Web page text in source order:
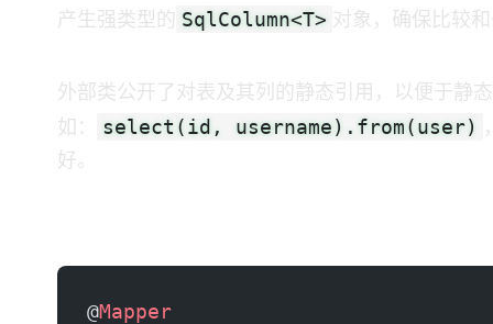
产生强类型的 SqlColumn<T> 对象，确保比较和
外部类公开了对表及其列的静态引用，以便于静
如：
select(id, username).from(user)
好。
@Mapper